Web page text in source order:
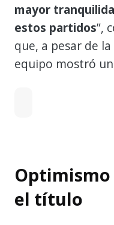
mayor
estos partidos”,
que, a pesar de
equipo mostró
el título